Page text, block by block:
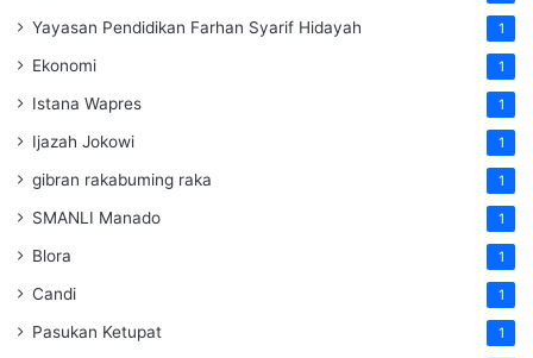
Yayasan Pendidikan Farhan Syarif Hidayah 1
Ekonomi 1
Istana Wapres 1
Ijazah Jokowi 1
gibran rakabuming raka 1
SMANLI Manado 1
Blora 1
Candi 1
Pasukan Ketupat 1